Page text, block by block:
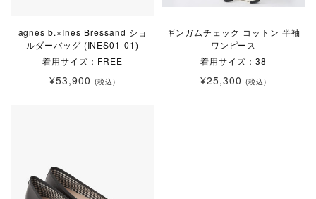
agnes b.×Ines Bressand ショ
ルダーバッグ (INES01-01)
着用サイズ：FREE
¥53,900 (税込)
ギンガムチェック コットン 半袖
ワンピース
着用サイズ：38
¥25,300 (税込)